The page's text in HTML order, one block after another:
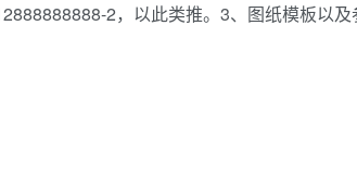
2，以此类推。3、图纸模板以及